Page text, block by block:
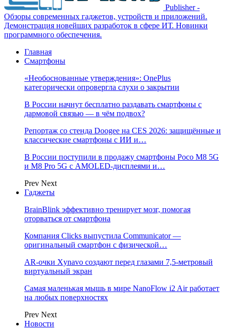
Publisher -
Обзоры современных гаджетов, устройств и приложений.
Демонстрация новейших разработок в сфере ИТ. Новинки
программного обеспечения.
Главная
Смартфоны
«Необоснованные утверждения»: OnePlus
категорически опровергла слухи о закрытии
В России начнут бесплатно раздавать смартфоны с
дармовой связью — в чём подвох?
Репортаж со стенда Doogee на CES 2026: защищённые и
классические смартфоны с ИИ и…
В России поступили в продажу смартфоны Poco M8 5G
и M8 Pro 5G с AMOLED-дисплеями и…
Prev Next
Гаджеты
BrainBlink эффективно тренирует мозг, помогая
оторваться от смартфона
Компания Clicks выпустила Communicator —
оригинальный смартфон с физической…
AR-очки Xynavo создают перед глазами 7,5-метровый
виртуальный экран
Самая маленькая мышь в мире NanoFlow i2 Air работает
на любых поверхностях
Prev Next
Новости